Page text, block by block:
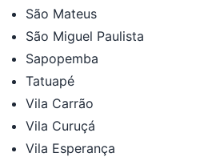
São Mateus
São Miguel Paulista
Sapopemba
Tatuapé
Vila Carrão
Vila Curuçá
Vila Esperança